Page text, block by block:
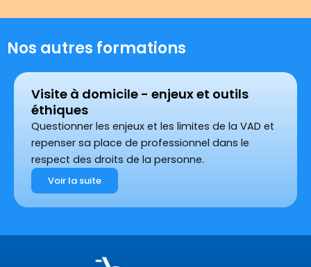
Nos autres formations
Visite à domicile - enjeux et outils
éthiques
Questionner les enjeux et les limites de la VAD et
repenser sa place de professionnel dans le
respect des droits de la personne.
Voir la suite